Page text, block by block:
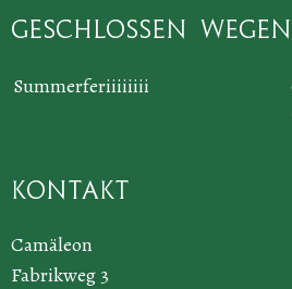
Geschlossen wegen
Summerferiiiiiiii
Kontakt
Camäleon
Fabrikweg 3